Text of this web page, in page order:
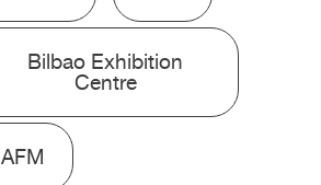
Bilbao Exhibition
Centre
AFM